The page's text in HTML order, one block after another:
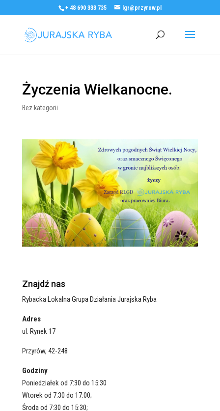
+ 48 690 333 735 lgr@przyrow.pl
Życzenia Wielkanocne.
Bez kategorii
Znajdź nas
Rybacka Lokalna Grupa Działania Jurajska Ryba
Adres
ul. Rynek 17
Przyrów, 42-248
Godziny
Poniedziałek od 7:30 do 15:30
Wtorek od 7:30 do 17:00;
Środa od 7:30 do 15:30;